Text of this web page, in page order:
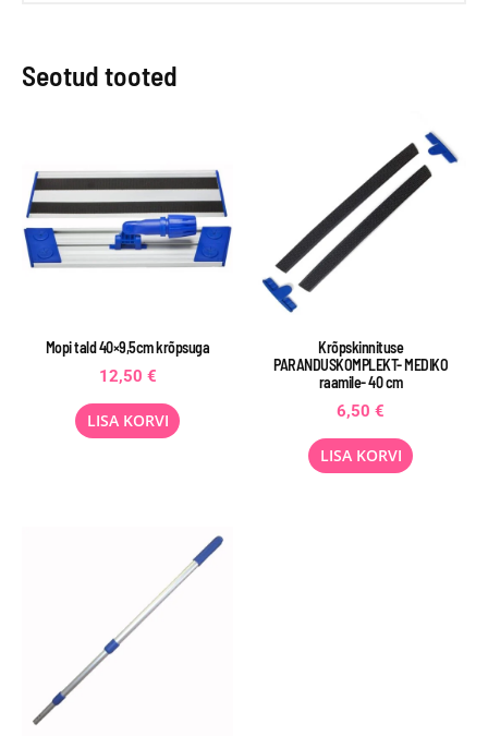
Seotud tooted
Mopi tald 40×9,5cm krõpsuga
12,50 €
LISA KORVI
Krõpskinnituse
PARANDUSKOMPLEKT- MEDIKO
raamile- 40 cm
6,50 €
LISA KORVI